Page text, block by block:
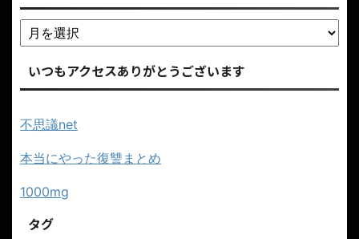
いつもアクセスありがとうございます
不思議net
本当にやった復讐まとめ
1000mg
タグ